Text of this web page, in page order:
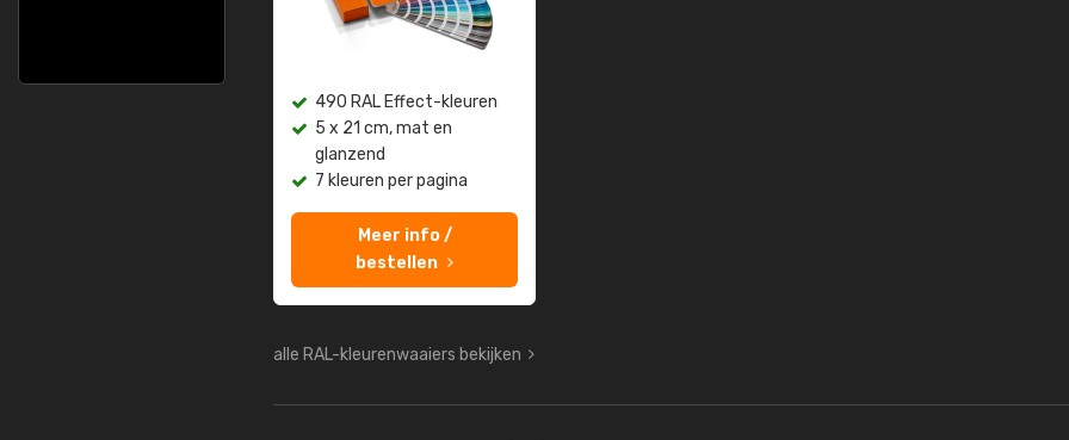
490 RAL Effect-kleuren
5 x 21 cm, mat en
glanzend
7 kleuren per pagina
Meer info /
bestellen
alle RAL-kleurenwaaiers bekijken